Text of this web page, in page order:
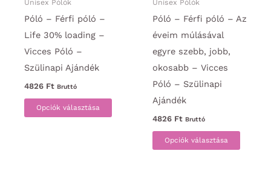
Unisex Pólók
Póló – Férfi póló –
Life 30% loading –
Vicces Póló –
Szülinapi Ajándék
4826 Ft Bruttó
Opciók választása
Ennek
a
terméknek
Unisex Pólók
Póló – Férfi póló – Az
éveim múlásával
egyre szebb, jobb,
okosabb – Vicces
Póló – Szülinapi
Ajándék
4826 Ft Bruttó
Opciók választása
Ennek
a